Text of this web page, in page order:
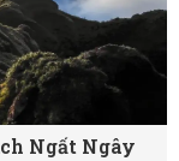
Ngất Ngây